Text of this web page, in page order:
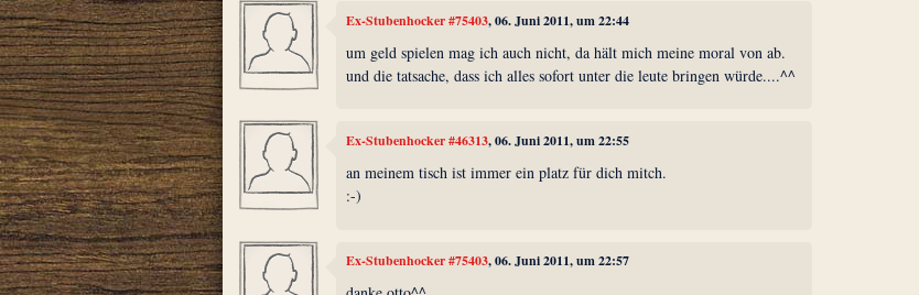
Ex-Stubenhocker #75403, 06. Juni 2011, um 22:44
um geld spielen mag ich auch nicht, da hält mich meine moral von ab.
und die tatsache, dass ich alles sofort unter die leute bringen würde....^^
Ex-Stubenhocker #46313, 06. Juni 2011, um 22:55
an meinem tisch ist immer ein platz für dich mitch.
:-)
Ex-Stubenhocker #75403, 06. Juni 2011, um 22:57